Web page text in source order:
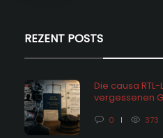
REZENT POSTS
Die causa
vergessenen
0 373